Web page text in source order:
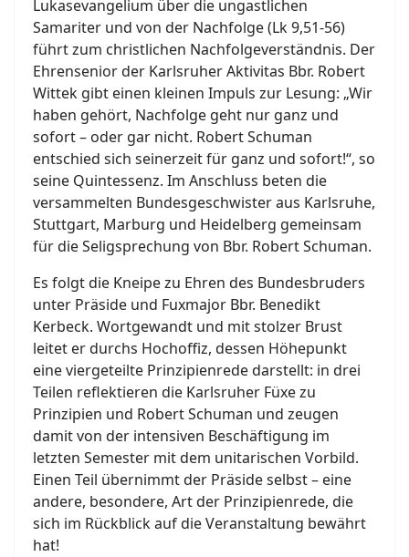
Lukasevangelium über die ungastlichen
Samariter und von der Nachfolge (Lk 9,51-56)
führt zum christlichen Nachfolgeverständnis. Der
Ehrensenior der Karlsruher Aktivitas Bbr. Robert
Wittek gibt einen kleinen Impuls zur Lesung: „Wir
haben gehört, Nachfolge geht nur ganz und
sofort – oder gar nicht. Robert Schuman
entschied sich seinerzeit für ganz und sofort!“, so
seine Quintessenz. Im Anschluss beten die
versammelten Bundesgeschwister aus Karlsruhe,
Stuttgart, Marburg und Heidelberg gemeinsam
für die Seligsprechung von Bbr. Robert Schuman.
Es folgt die Kneipe zu Ehren des Bundesbruders
unter Präside und Fuxmajor Bbr. Benedikt
Kerbeck. Wortgewandt und mit stolzer Brust
leitet er durchs Hochoffiz, dessen Höhepunkt
eine viergeteilte Prinzipienrede darstellt: in drei
Teilen reflektieren die Karlsruher Füxe zu
Prinzipien und Robert Schuman und zeugen
damit von der intensiven Beschäftigung im
letzten Semester mit dem unitarischen Vorbild.
Einen Teil übernimmt der Präside selbst – eine
andere, besondere, Art der Prinzipienrede, die
sich im Rückblick auf die Veranstaltung bewährt
hat!